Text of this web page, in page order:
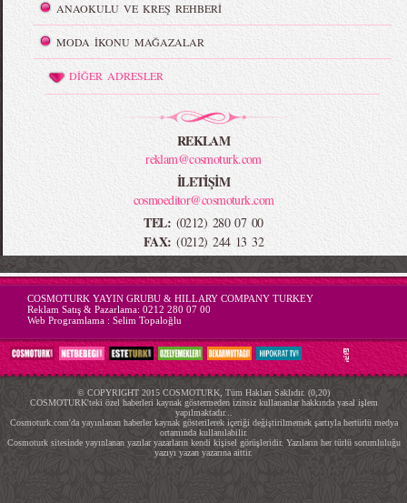
ANAOKULU VE KREŞ REHBERİ
MODA İKONU MAĞAZALAR
DİĞER ADRESLER
REKLAM
reklam@cosmoturk.com
İLETİŞİM
cosmoeditor@cosmoturk.com
TEL: (0212) 280 07 00
FAX: (0212) 244 13 32
-->
COSMOTURK YAYIN GRUBU & HILLARY COMPANY TURKEY
Reklam Satış & Pazarlama: 0212 280 07 00
Web Programlama : Selim Topaloğlu
© COPYRIGHT 2015 COSMOTURK, Tüm Hakları Saklıdır. (0,20)
COSMOTURK'teki özel haberleri kaynak göstermeden izinsiz kullananlar hakkında yasal işlem
yapılmaktadır...
Cosmoturk.com'da yayınlanan haberler kaynak gösterilerek içeriği değiştirilmemek şartıyla hertürlü medya
ortamında kullanılabilir.
Cosmoturk sitesinde yayınlanan yazılar yazarların kendi kişisel görüşleridir. Yazıların her türlü sorumluluğu
yazıyı yazan yazarına aittir.